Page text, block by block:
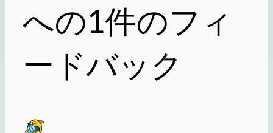
への1件のフィ
ードバック